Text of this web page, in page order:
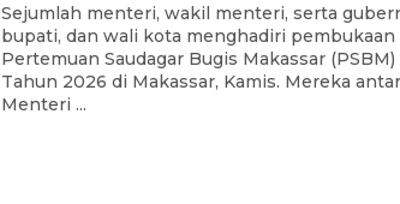
Sejumlah menteri, wakil menteri, serta
bupati, dan wali kota menghadiri pembukaan
Pertemuan Saudagar Bugis Makassar (PSBM)
Tahun 2026 di Makassar, Kamis. Mereka
Menteri ...